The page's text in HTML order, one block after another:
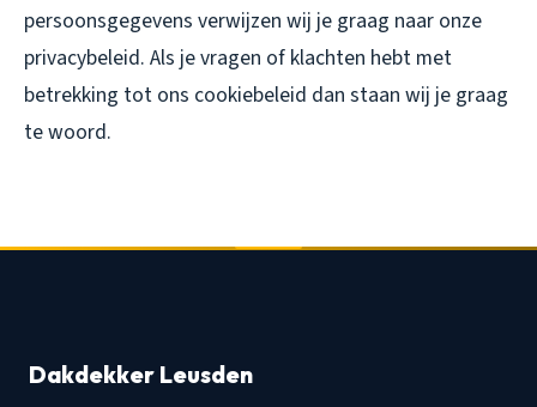
persoonsgegevens verwijzen wij je graag naar onze
privacybeleid. Als je vragen of klachten hebt met
betrekking tot ons cookiebeleid dan staan wij je graag
te woord.
Dakdekker Leusden